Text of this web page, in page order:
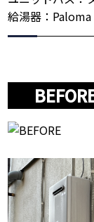
給湯器：